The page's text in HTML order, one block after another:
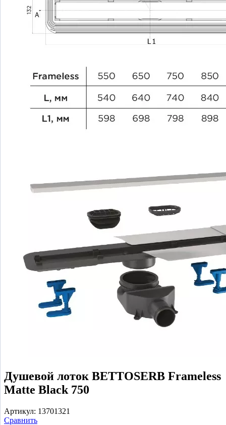
Душевой лоток BETTOSERB Frameless
Matte Black 750
Артикул: 13701321
Сравнить